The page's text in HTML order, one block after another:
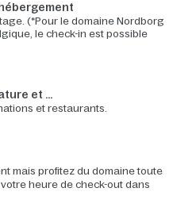
(*Pour le domaine Nordborg
le check-in est possible
et …
et restaurants.
mais profitez du domaine toute
heure de check-out dans